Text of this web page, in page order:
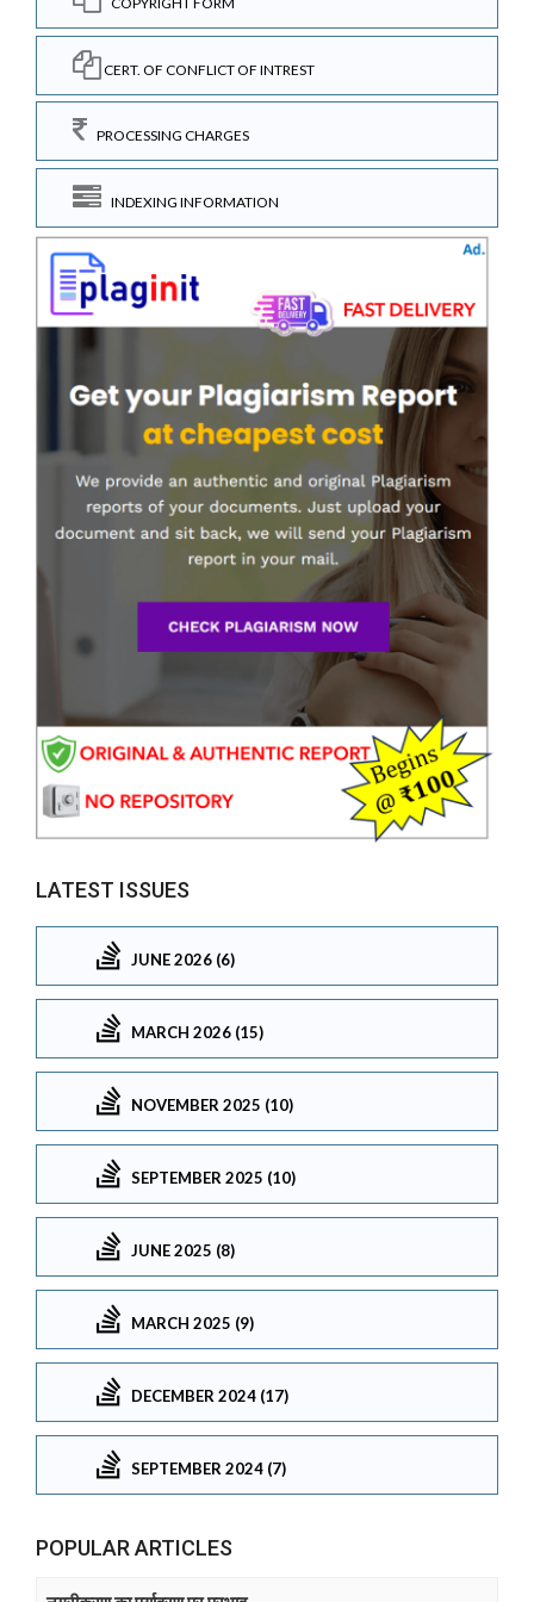
CERT. OF CONFLICT OF INTREST
PROCESSING CHARGES
INDEXING INFORMATION
LATEST ISSUES
JUNE 2026 (6)
MARCH 2026 (15)
NOVEMBER 2025 (10)
SEPTEMBER 2025 (10)
JUNE 2025 (8)
MARCH 2025 (9)
DECEMBER 2024 (17)
SEPTEMBER 2024 (7)
POPULAR ARTICLES